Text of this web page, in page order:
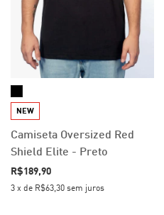
NEW
Camiseta Oversized Red
Shield Elite - Preto
R$189,90
3 x de R$63,30 sem juros